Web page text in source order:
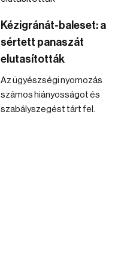
Kézigránát-baleset: a
sértett panaszát
elutasították
Az ügyészségi nyomozás
számos hiányosságot és
szabályszegést tárt fel.